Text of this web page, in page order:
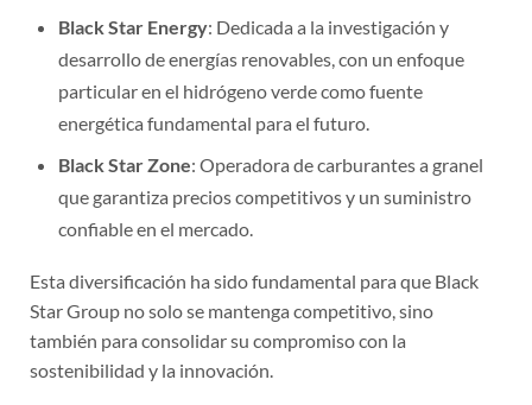
Black Star Energy: Dedicada a la investigación y
desarrollo de energías renovables, con un enfoque
particular en el hidrógeno verde como fuente
energética fundamental para el futuro.
Black Star Zone: Operadora de carburantes a granel
que garantiza precios competitivos y un suministro
confiable en el mercado.
Esta diversificación ha sido fundamental para que Black
Star Group no solo se mantenga competitivo, sino
también para consolidar su compromiso con la
sostenibilidad y la innovación.